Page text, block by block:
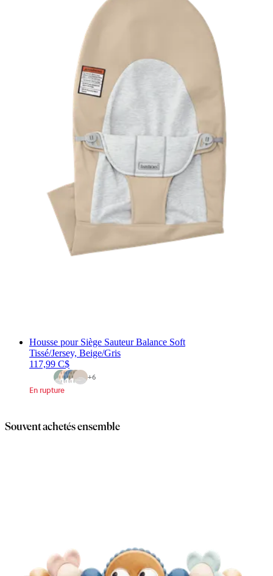
Housse pour Siège Sauteur Balance Soft
Tissé/Jersey, Beige/Gris
117,99 C$
+6
En rupture
Souvent achetés ensemble